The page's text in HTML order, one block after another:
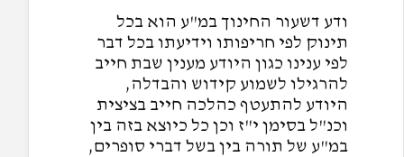
ודע דשעור החינוך במ"ע הוא בכל
תינוק לפי חריפותו וידיעתו בכל דבר
לפי ענינו כגון היודע מענין שבת חייב
להרגילו לשמוע קידוש והבדלה,
היודע להתעטף כהלכה חייב בציצית
וכנ"ל בסימן י"ז וכן כל כיוצא בזה בין
במ"ע של תורה בין בשל דברי סופרים,